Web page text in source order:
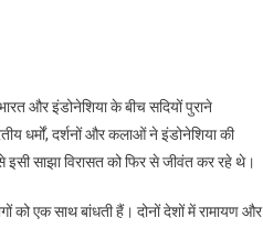
और इंडोनेशिया के बीच सदियों पुराने
धर्मों, दर्शनों और कलाओं ने इंडोनेशिया की
साझा विरासत को फिर से जीवंत कर रहे थे।
एक साथ बांधती हैं। दोनों देशों में रामायण और